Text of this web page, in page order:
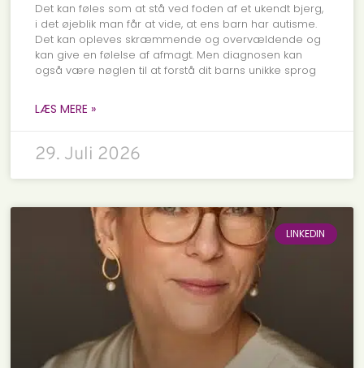
Det kan føles som at stå ved foden af et ukendt bjerg,
i det øjeblik man får at vide, at ens barn har autisme.
Det kan opleves skræmmende og overvældende og
kan give en følelse af afmagt. Men diagnosen kan
også være nøglen til at forstå dit barns unikke sprog
LÆS MERE »
29. Juli 2026
LINKEDIN